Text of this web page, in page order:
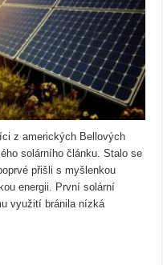
z amerických Bellových
solárního článku. Stalo se
přišli s myšlenkou
energii. První solární
využití bránila nízká